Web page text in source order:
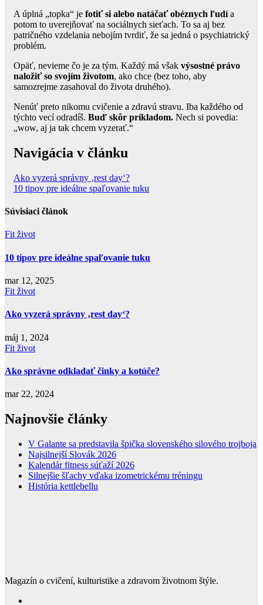
A úplná „topka“ je fotiť si alebo natáčať obéznych ľudía
potom to uverejňovať na sociálnych sieťach. To sa aj bez
patričného vzdelania nebojím tvrdiť, že sa jedná o psychiatrický
problém.
Opäť, nevieme čo je za tým. Každý má však výsostné právo
naložiť so svojím životom, ako chce (bez toho, aby
samozrejme zasahoval do života druhého).
Nenúť preto nikomu cvičenie a zdravú stravu. Iba každého od
týchto vecí odradíš. Buď skôr príkladom. Nech si povedia:
„wow, aj ja tak chcem vyzerať.“
Navigácia v článku
Ako vyzerá správny ‚rest day‘?
10 tipov pre ideálne spaľovanie tuku
Súvisiaci článok
Fit život
10 tipov pre ideálne spaľovanie tuku
mar 12, 2025
Fit život
Ako vyzerá správny ‚rest day‘?
máj 1, 2024
Fit život
Ako správne odkladať činky a kotúče?
mar 22, 2024
Najnovšie články
V Galante sa predstavila špička slovenského silového trojboja
Najsilnejší Slovák 2026
Kalendár fitness súťaží 2026
Silnejšie šľachy vďaka izometrickému tréningu
História kettlebellu
Magazín o cvičení, kulturistike a zdravom životnom štýle.